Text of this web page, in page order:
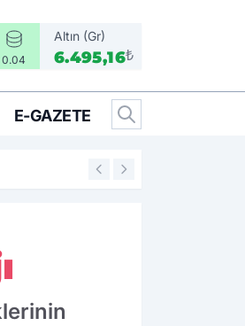
0.04
Altın (Gr)
6.495,16₺
E-GAZETE
16:05